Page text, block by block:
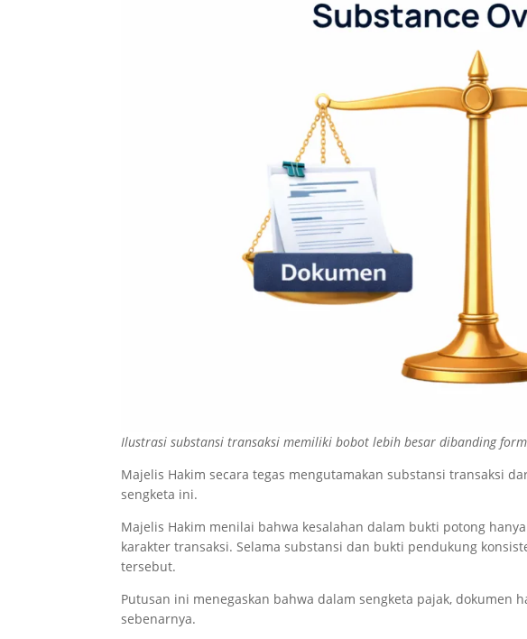
Ilustrasi substansi transaksi memiliki bobot lebih besar dibanding
Majelis Hakim secara tegas mengutamakan substansi transaksi
sengketa ini.
Majelis Hakim menilai bahwa kesalahan dalam bukti potong
karakter transaksi. Selama substansi dan bukti pendukung
tersebut.
Putusan ini menegaskan bahwa dalam sengketa pajak, dokumen
sebenarnya.